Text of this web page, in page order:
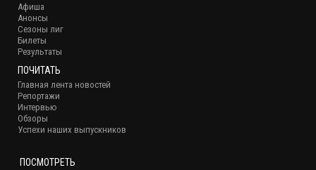
Афиша
Анонсы
Сезоны лиг
Билеты
Результаты
ПОЧИТАТЬ
Главная лента новостей
Репортажи
Интервью
Обзоры
Успехи наших выпускников
ПОСМОТРЕТЬ